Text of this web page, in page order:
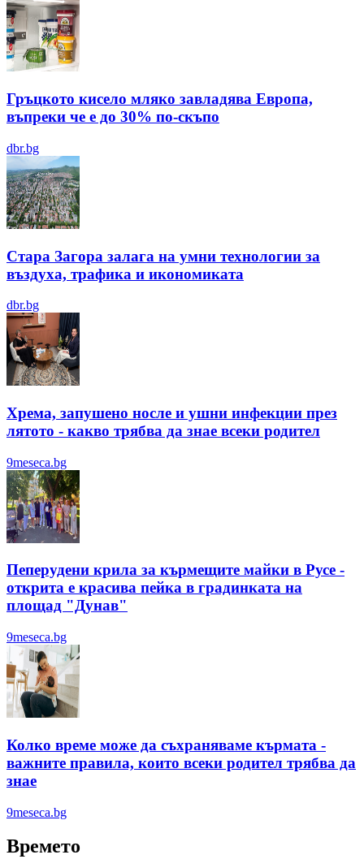
Гръцкото кисело мляко завладява Европа,
въпреки че е до 30% по-скъпо
dbr.bg
Стара Загора залага на умни технологии за
въздуха, трафика и икономиката
dbr.bg
Хрема, запушено носле и ушни инфекции през
лятотo - какво трябва да знае всеки родител
9meseca.bg
Пеперудени крила за кърмещите майки в Русе -
открита е красива пейка в градинката на
площад "Дунав"
9meseca.bg
Колко време може да съхраняваме кърмата -
важните правила, които всеки родител трябва да
знае
9meseca.bg
Времето